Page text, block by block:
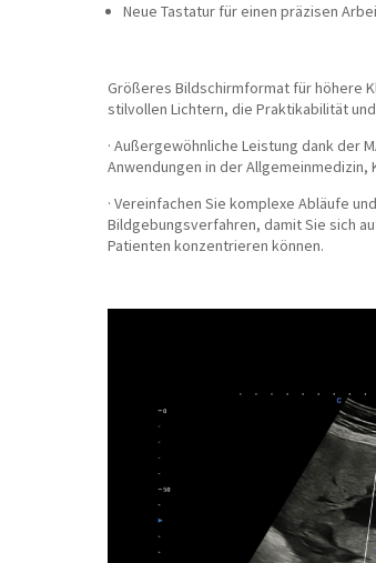
Neue Tastatur für einen präzisen
Größeres Bildschirmformat für höhere
stilvollen Lichtern, die Praktikabilität
· Außergewöhnliche Leistung dank der
Anwendungen in der Allgemeinmedizin,
· Vereinfachen Sie komplexe Abläufe
Bildgebungsverfahren, damit Sie sich
Patienten konzentrieren können.